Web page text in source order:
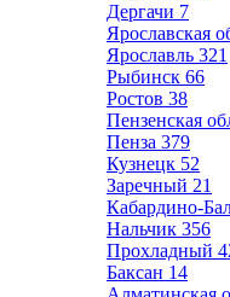
Дергачи 7
Ярославская
Ярославль 321
Рыбинск 66
Ростов 38
Пензенская
Пенза 379
Кузнецк 52
Заречный 21
Кабардино-
Нальчик 356
Прохладный
Баксан 14